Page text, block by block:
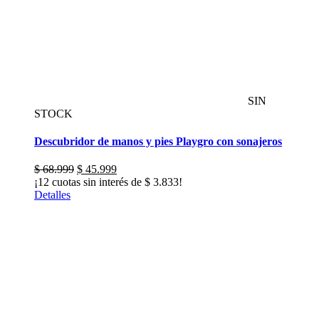
SIN
STOCK
Descubridor de manos y pies Playgro con sonajeros
$68.999 El
precio
$ 45.999El
precio
¡12 cuotas sin interés de $ 3.833!
Detalles